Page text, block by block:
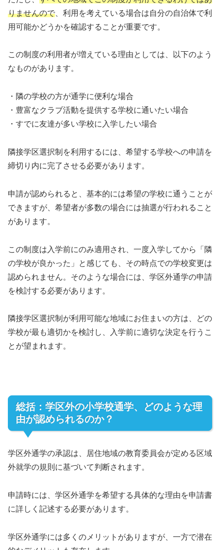
りませんので 、利用を考えている場合は自分の自治体で利
用可能かどうかを確認することが重要です。
この制度の利用者が増えている理由としては、以下のよう
なものがあります。
・隣の学校の方が通学に便利な場合
・豊富なクラブ活動を提供する学校に通いたい場合
・すでに友達が多い学校に入学したい場合
隣接学区選択制を利用するには、希望する学校への申請を
締切り内に完了させる必要があります。
申請が認められると、基本的には希望の学校に通うことが
できますが、希望者が多数の場合には抽選が行われること
があります。
この制度は入学前にのみ適用され、一度入学してから「隣
の学校が良かった」と感じても、その時点での学校変更は
認められません。そのような場合には、学区外通学の申請
を検討する必要があります。
隣接学区選択制が利用可能な地域にお住まいの方は、どの
学校が最も適切かを検討し、入学前に適切な決定を行うこ
とが望まれます。
総括：学区外の小学校通学、どのような理
由が認められるのか？
学区外通学の承認は、居住地域の教育委員会が定める区域
外就学の規則に基づいて判断されます。
申請時には、学区外通学を希望する具体的な理由を申請書
に詳しく記述する必要があります。
学区外通学には多くのメリットがありますが、一方で潜在